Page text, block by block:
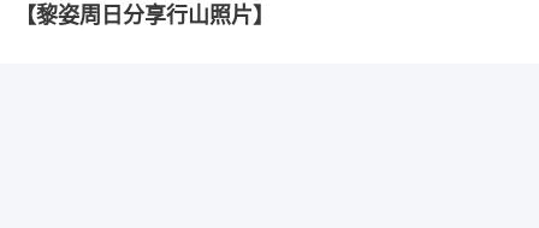
【黎姿周日分享行山照片】